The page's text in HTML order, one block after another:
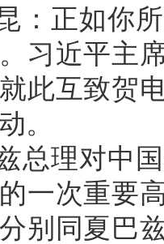
：正如你
习近平主
此互致贺
。
总理对中
一次重要
别同夏巴